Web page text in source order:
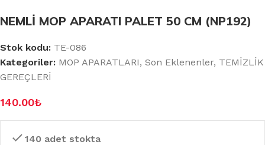
NEMLİ MOP APARATI PALET 50 CM (NP192)
Stok kodu: TE-086
Kategoriler: MOP APARATLARI, Son Eklenenler, TEMİZLİK
GEREÇLERİ
140.00₺
140 adet stokta